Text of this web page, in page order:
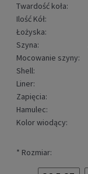
Twardość koła:
Ilość Kół:
Łożyska:
Szyna:
Mocowanie szyny:
Shell:
Liner:
Zapięcia:
Hamulec:
Kolor wiodący:
* Rozmiar: